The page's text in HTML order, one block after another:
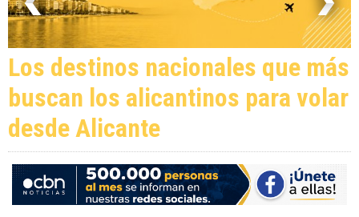
Los destinos nacionales que más
buscan los alicantinos para volar
desde Alicante